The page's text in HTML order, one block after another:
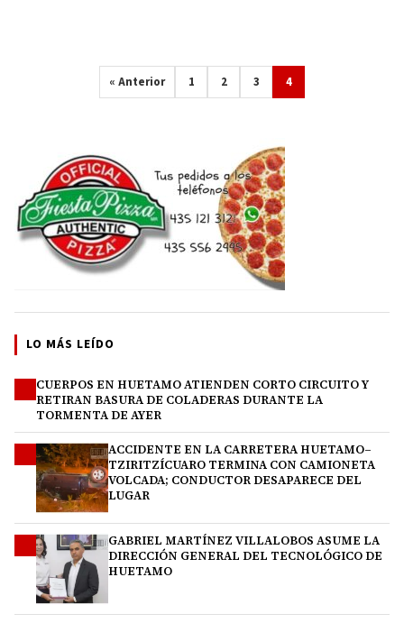
« Anterior 1 2 3 4
LO MÁS LEÍDO
CUERPOS EN HUETAMO ATIENDEN CORTO CIRCUITO Y
RETIRAN BASURA DE COLADERAS DURANTE LA
TORMENTA DE AYER
ACCIDENTE EN LA CARRETERA HUETAMO–
TZIRITZÍCUARO TERMINA CON CAMIONETA
VOLCADA; CONDUCTOR DESAPARECE DEL
LUGAR
GABRIEL MARTÍNEZ VILLALOBOS ASUME LA
DIRECCIÓN GENERAL DEL TECNOLÓGICO DE
HUETAMO